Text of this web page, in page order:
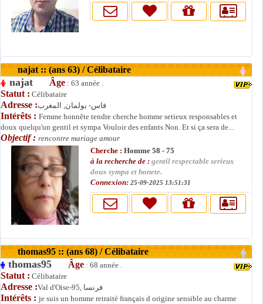
najat :: (ans 63) / Célibataire
najat Âge : 63 année .
Statut : Célibataire
Adresse :فاس- بولمان, المغرب
Intérêts : Femme honnête tendre cherche homme setieux responsables et
doux quelqu'un gentil et sympa Vouloir des enfants Non. Et si ça sera de...
Objectif : rencontre mariage amour
Cherche : Homme 58 - 75
à la recherche de : gentil respectable serieux
doux sympa et honete.
Connexion: 25-09-2025 13:51:31
thomas95 :: (ans 68) / Célibataire
thomas95 Âge : 68 année .
Statut : Célibataire
Adresse : Val d'Oise-95, فرنسا
Intérêts : je suis un homme retraité français d origine sensible au charme